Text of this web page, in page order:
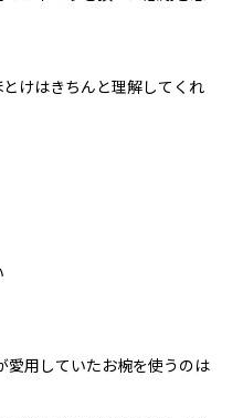
けはきちんと理解してくれ
愛用していたお椀を使うのは